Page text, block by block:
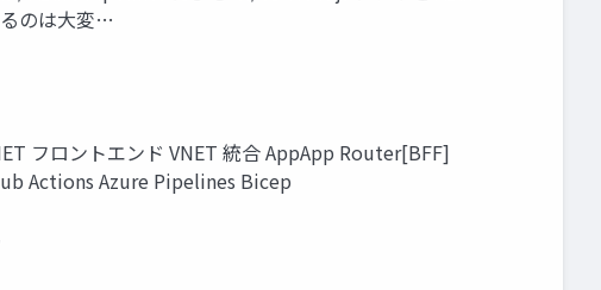
のは大変…
フロントエンド VNET 統合 AppApp Router[BFF]
Actions Azure Pipelines Bicep